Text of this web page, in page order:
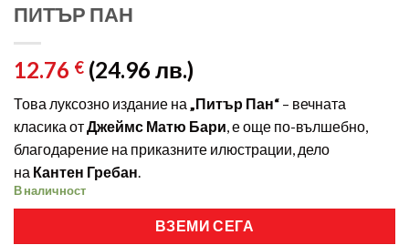
ПИТЪР ПАН
12.76 € (24.96 лв.)
Това луксозно издание на „Питър Пан“ – вечната
класика от Джеймс Матю Бари , е още по-вълшебно,
благодарение на приказните илюстрации, дело
на Кантен Гребан
В наличност
ВЗЕМИ СЕГА